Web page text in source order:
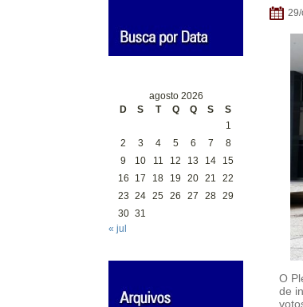
agosto 2026
D
S T Q Q S
S
1
2
3 4 5 6 7
8
9
10 11 12 13 14
15
16
17 18 19 20 21
22
23 24 25 26 27 28 29
30 31
« jul
O
de